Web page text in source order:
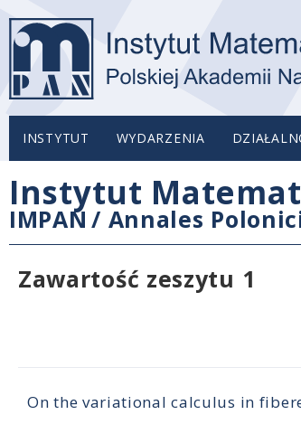
INSTYTUT WYDARZENIA
Instytut
IMPAN / Annales
Zawartość zeszytu 1
On the variational calculus in